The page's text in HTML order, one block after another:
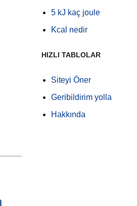
5 kJ kaç joule
Kcal nedir
HIZLI TABLOLAR
Siteyi Öner
Geribildirim yolla
Hakkında